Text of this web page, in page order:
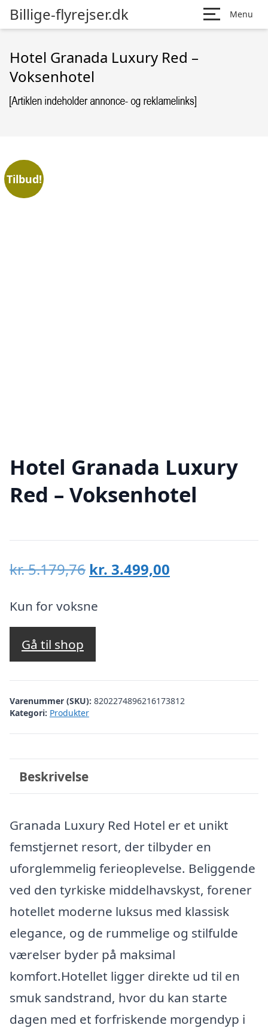
Billige-flyrejser.dk Menu
Hotel Granada Luxury Red –
Voksenhotel
Tilbud!
Hotel Granada Luxury
Red – Voksenhotel
kr.5.179,76 Den
pris
var:
kr. 3.499,00
Kun for voksne
Gå til shop
Varenummer (SKU): 8202274896216173812
Kategori: Produkter
Beskrivelse
Granada Luxury Red Hotel er et unikt
femstjernet resort, der tilbyder en
uforglemmelig ferieoplevelse. Beliggende
ved den tyrkiske middelhavskyst, forener
hotellet moderne luksus med klassisk
elegance, og de rummelige og stilfulde
værelser byder på maksimal
komfort.Hotellet ligger direkte ud til en
smuk sandstrand, hvor du kan starte
dagen med et forfriskende morgendyp i